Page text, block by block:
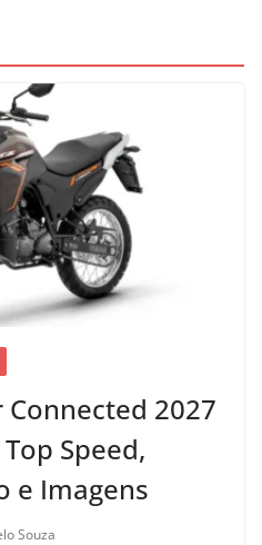
2027
Speed,
e Imagens
Souza